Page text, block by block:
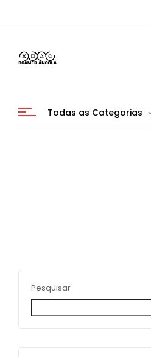
Todas as Categorias
Pesquisar